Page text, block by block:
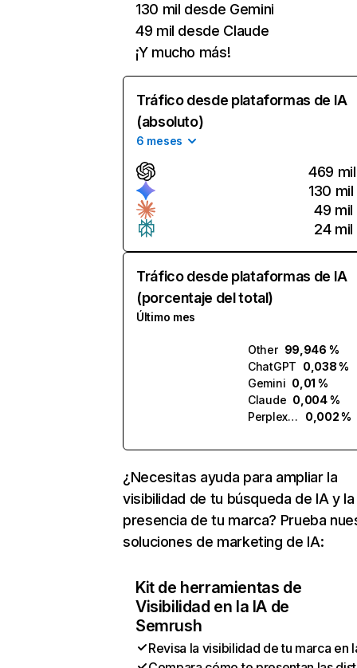
130 mil desde Gemini
49 mil desde Claude
¡Y mucho más!
Tráfico desde plataformas de IA
(absoluto)
6 meses
469 mil
130 mil
49 mil
24 mil
Tráfico desde plataformas de IA
(porcentaje del total)
Último mes
Other 99,946 %
ChatGPT 0,038 %
Gemini 0,01 %
Claude 0,004 %
Perplexity
0,002 %
¿Necesitas ayuda para ampliar la
visibilidad de tu búsqueda de IA y la
presencia de tu marca? Prueba
soluciones de marketing de IA:
Kit de herramientas de
Visibilidad en la IA de
Semrush
Revisa la visibilidad de tu marca en